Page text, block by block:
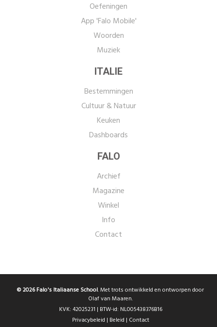
Oefeningen
App 'Falo Mobile'
Woorden
Muziek
ITALIE
Bestemmingen
Cultuur & Natuur
Keuken
Dashboards
FALO
Archief
Magazine
Winkel
Info
Contact
© 2026 Falo's Italiaanse School. Met trots ontwikkeld en ontworpen door
Olaf van Maaren.
KVK: 42025231 | BTW-id: NL005438376B16
Privacybeleid | Beleid | Contact